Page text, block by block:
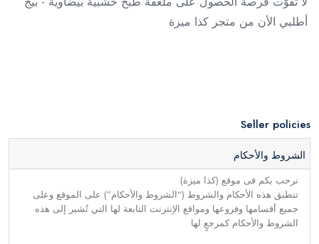
أطلبي الأن من متجر كذا ميزة
Seller policies
الشروط والأحكام
نرحب بكم فى موقع (كذا ميزة)
تنطبق هذه الأحكام والشروط (“الشروط والأحكام”) على الموقع وعلى
جميع أقسامها وفروعها ومواقع الإنترنت التابعة لها التي تُشير إلى هذه
الشروط والأحكام كمرجعٍ لها